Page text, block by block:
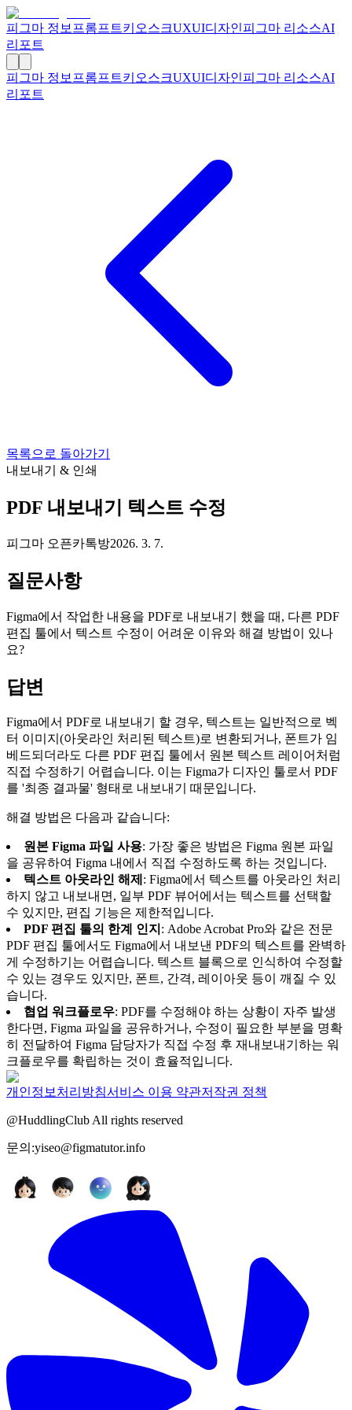
피그마 정보 프롬프트키오스크UXUI디자인피그마 리소스AI
리포트
피그마 정보 프롬프트키오스크UXUI디자인피그마 리소스AI
리포트
목록으로 돌아가기
내보내기 & 인쇄
PDF 내보내기 텍스트 수정
피그마 오픈카톡방2026. 3. 7.
질문사항
Figma에서 작업한 내용을 PDF로 내보내기 했을 때, 다른 PDF
편집 툴에서 텍스트 수정이 어려운 이유와 해결 방법이 있나
요?
답변
Figma에서 PDF로 내보내기 할 경우, 텍스트는 일반적으로 벡
터 이미지(아웃라인 처리된 텍스트)로 변환되거나, 폰트가 임
베드되더라도 다른 PDF 편집 툴에서 원본 텍스트 레이어처럼
직접 수정하기 어렵습니다. 이는 Figma가 디자인 툴로서 PDF
를 '최종 결과물' 형태로 내보내기 때문입니다.
해결 방법은 다음과 같습니다:
원본 Figma 파일 사용: 가장 좋은 방법은 Figma 원본 파일
을 공유하여 Figma 내에서 직접 수정하도록 하는 것입니다.
텍스트 아웃라인 해제 : Figma에서 텍스트를 아웃라인 처리
하지 않고 내보내면, 일부 PDF 뷰어에서는 텍스트를 선택할
수 있지만, 편집 기능은 제한적입니다.
PDF 편집 툴의 한계 인지 : Adobe Acrobat Pro와 같은 전문
PDF 편집 툴에서도 Figma에서 내보낸 PDF의 텍스트를 완벽하
게 수정하기는 어렵습니다. 텍스트 블록으로 인식하여 수정할
수 있는 경우도 있지만, 폰트, 간격, 레이아웃 등이 깨질 수 있
습니다.
협업 워크플로우: PDF를 수정해야 하는 상황이 자주 발생
한다면, Figma 파일을 공유하거나, 수정이 필요한 부분을 명확
히 전달하여 Figma 담당자가 직접 수정 후 재내보내기하는 워
크플로우를 확립하는 것이 효율적입니다.
개인정보처리방침서비스 이용 약관저작권 정책
@HuddlingClub All rights reserved
문의:yiseo@figmatutor.info